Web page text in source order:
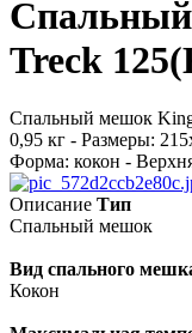
Treck
Спальный мешок
0,95 кг - Размеры:
Форма: кокон -
Описание Тип
Спальный мешок
Вид спального
Кокон